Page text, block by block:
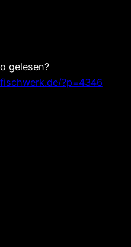
gelesen?
?p=4346